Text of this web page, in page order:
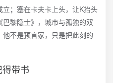
；塞在卡夫卡上头，让K抬头
黎隐士》，城市与孤独的双
不是预言家，只是把此刻的
带书